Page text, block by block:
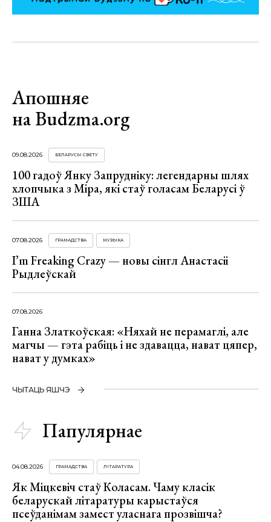
Апошняе
на Budzma.org
09.08.2026 БЕЛАРУСЫ СВЕТУ
100 гадоў Янку Запрудніку: легендарны шлях
хлопчыка з Міра, які стаў голасам Беларусі ў
ЗША
07.08.2026 ГРАМАДСТВА МУЗЫКА
I’m Freaking Crazy — новы сінгл Анастасіі
Рыдлеўскай
07.08.2026
Ганна Златкоўская: «Няхай не перамаглі, але
магчы — гэта рабіць і не здавацца, нават цяпер,
нават у думках»
ЧЫТАЦЬ ЯШЧЭ
Папулярнае
04.08.2026 ГРАМАДСТВА ЛІТАРАТУРА
Як Міцкевіч стаў Коласам. Чаму класік
беларускай літаратуры карыстаўся
псеўданімам замест уласнага прозвішча?